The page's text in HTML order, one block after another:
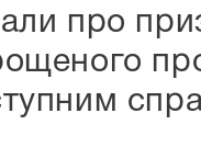
про